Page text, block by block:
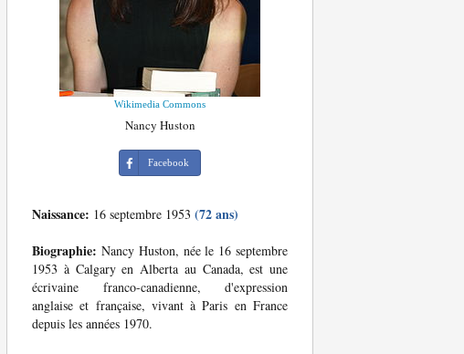
Wikimedia Commons
Nancy Huston
Facebook
Naissance: 16 septembre 1953 (72 ans)
Biographie: Nancy Huston, née le 16 septembre
1953 à Calgary en Alberta au Canada, est une
écrivaine franco-canadienne, d'expression
anglaise et française, vivant à Paris en France
depuis les années 1970.